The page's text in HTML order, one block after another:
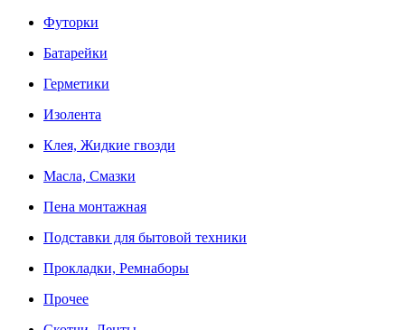
Футорки
Батарейки
Герметики
Изолента
Клея, Жидкие гвозди
Масла, Смазки
Пена монтажная
Подставки для бытовой техники
Прокладки, Ремнаборы
Прочее